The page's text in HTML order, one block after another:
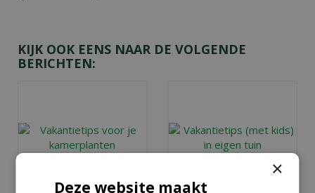
KIJK OOK EENS NAAR DE VOLGENDE
BERICHTEN:
×
Deze website maakt